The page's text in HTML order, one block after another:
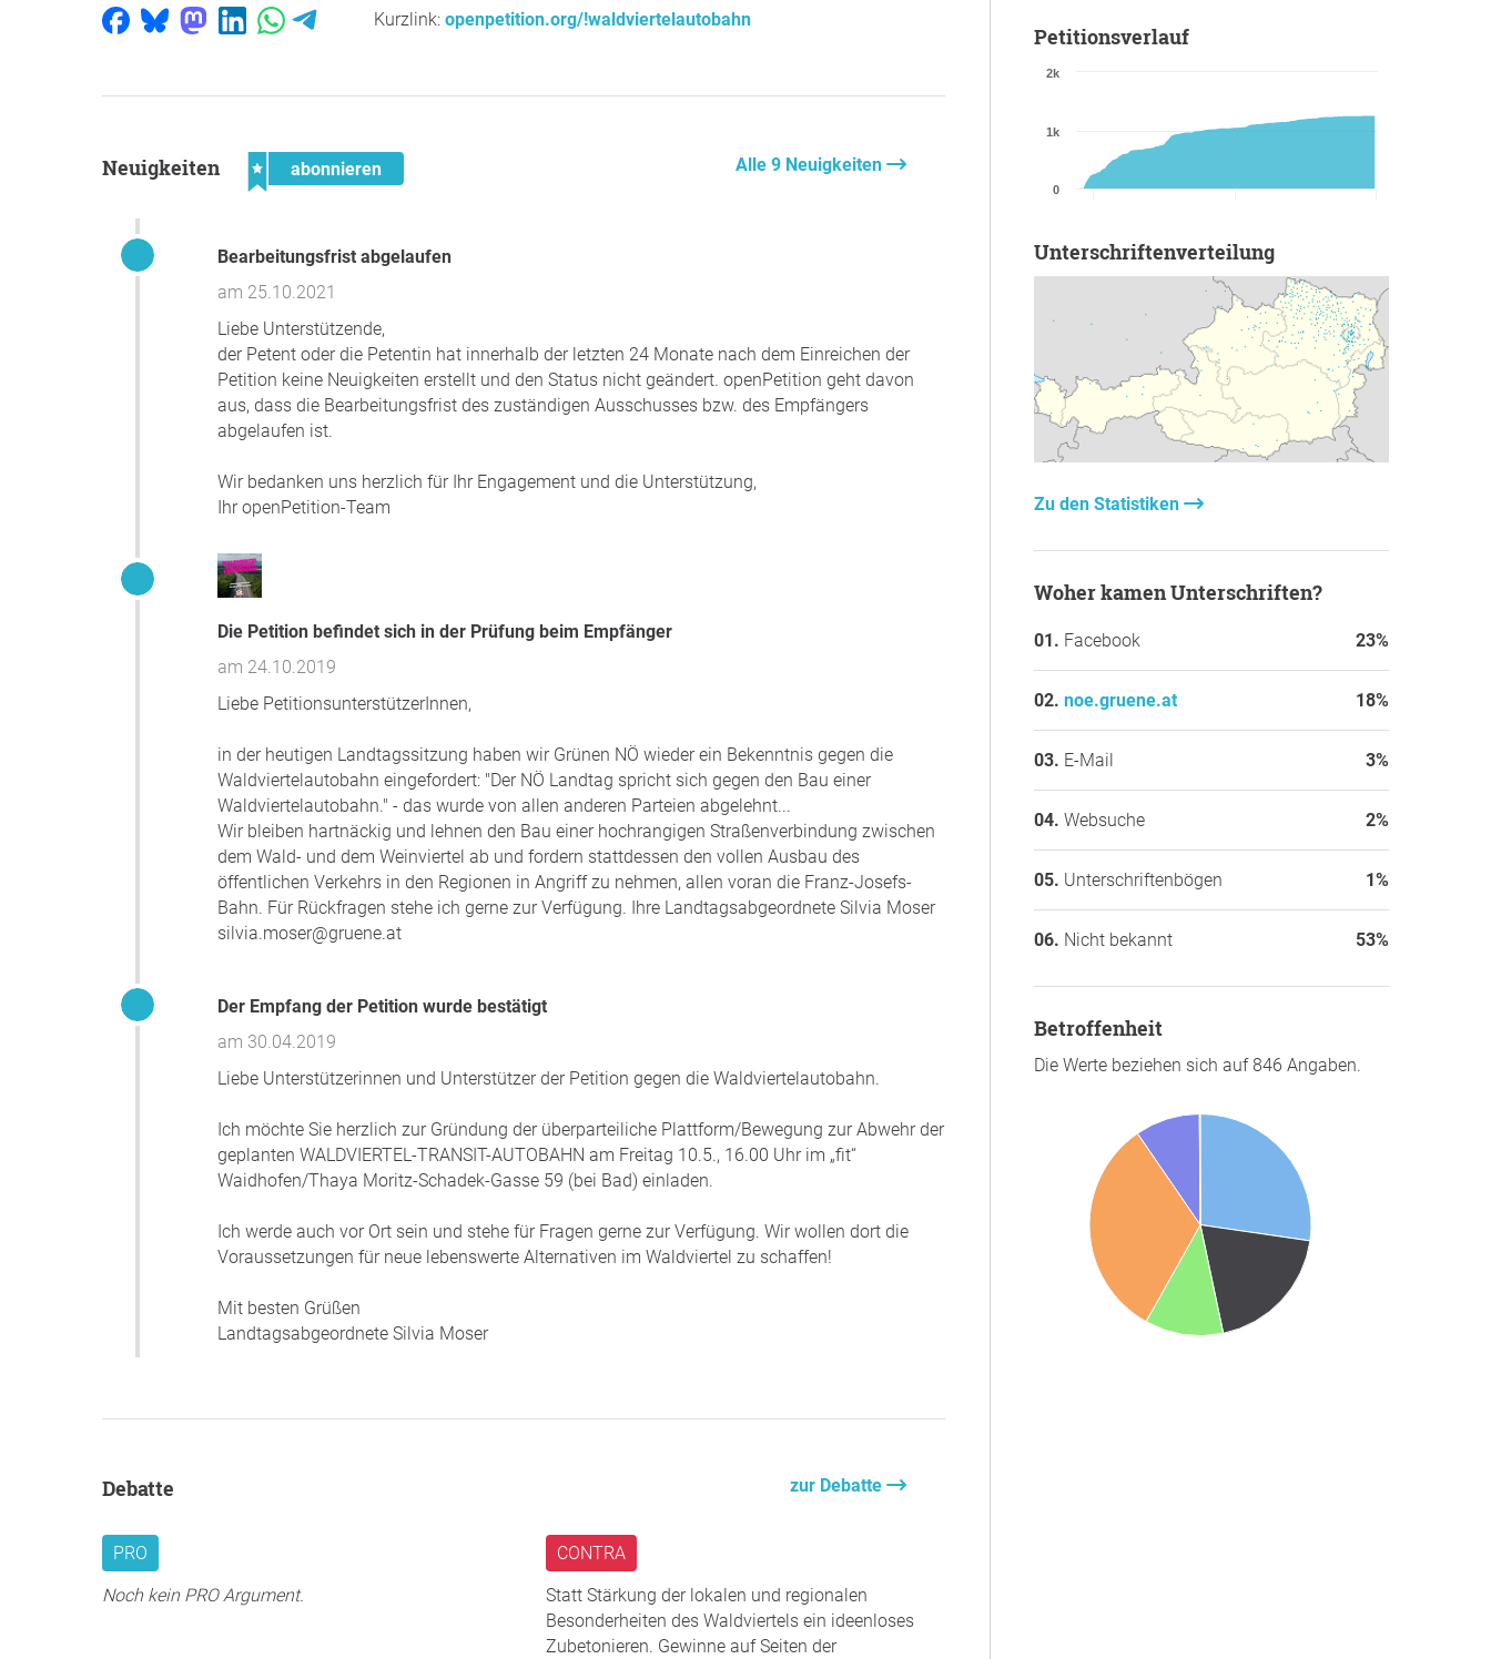
Kurzlink: openpetition.org/!waldviertelautobahn
Neuigkeiten abonnieren Alle 9 Neuigkeiten
Bearbeitungsfrist abgelaufen
am 25.10.2021
Liebe Unterstützende,
der Petent oder die Petentin hat innerhalb der letzten 24 Monate nach dem Einreichen der
Petition keine Neuigkeiten erstellt und den Status nicht geändert. openPetition geht davon
aus, dass die Bearbeitungsfrist des zuständigen Ausschusses bzw. des Empfängers
abgelaufen ist.
Wir bedanken uns herzlich für Ihr Engagement und die Unterstützung,
Ihr openPetition-Team
Die Petition befindet sich in der Prüfung beim Empfänger
am 24.10.2019
Liebe PetitionsunterstützerInnen,
in der heutigen Landtagssitzung haben wir Grünen NÖ wieder ein Bekenntnis gegen die
Waldviertelautobahn eingefordert: "Der NÖ Landtag spricht sich gegen den Bau einer
Waldviertelautobahn." - das wurde von allen anderen Parteien abgelehnt...
Wir bleiben hartnäckig und lehnen den Bau einer hochrangigen Straßenverbindung zwischen
dem Wald- und dem Weinviertel ab und fordern stattdessen den vollen Ausbau des
öffentlichen Verkehrs in den Regionen in Angriff zu nehmen, allen voran die Franz-Josefs-
Bahn. Für Rückfragen stehe ich gerne zur Verfügung. Ihre Landtagsabgeordnete Silvia Moser
silvia.moser@gruene.at
Der Empfang der Petition wurde bestätigt
am 30.04.2019
Liebe Unterstützerinnen und Unterstützer der Petition gegen die Waldviertelautobahn.
Ich möchte Sie herzlich zur Gründung der überparteiliche Plattform/Bewegung zur Abwehr der
geplanten WALDVIERTEL-TRANSIT-AUTOBAHN am Freitag 10.5., 16.00 Uhr im „fit“
Waidhofen/Thaya Moritz-Schadek-Gasse 59 (bei Bad) einladen.
Ich werde auch vor Ort sein und stehe für Fragen gerne zur Verfügung. Wir wollen dort die
Voraussetzungen für neue lebenswerte Alternativen im Waldviertel zu schaffen!
Mit besten Grüßen
Landtagsabgeordnete Silvia Moser
Debatte zur Debatte
PRO
Noch kein PRO Argument.
CONTRA
Statt Stärkung der lokalen und regionalen
Besonderheiten des Waldviertels ein ideenloses
Zubetonieren. Gewinne auf Seiten der
Petitionsverlauf
0
1k
2k
Unterschriftenverteilung
Zu den Statistiken
Woher kamen Unterschriften?
Facebook 23%
noe.gruene.at 18%
E-Mail 3%
Websuche 2%
Unterschriftenbögen 1%
Nicht bekannt 53%
Betroffenheit
Die Werte beziehen sich auf 846 Angaben.